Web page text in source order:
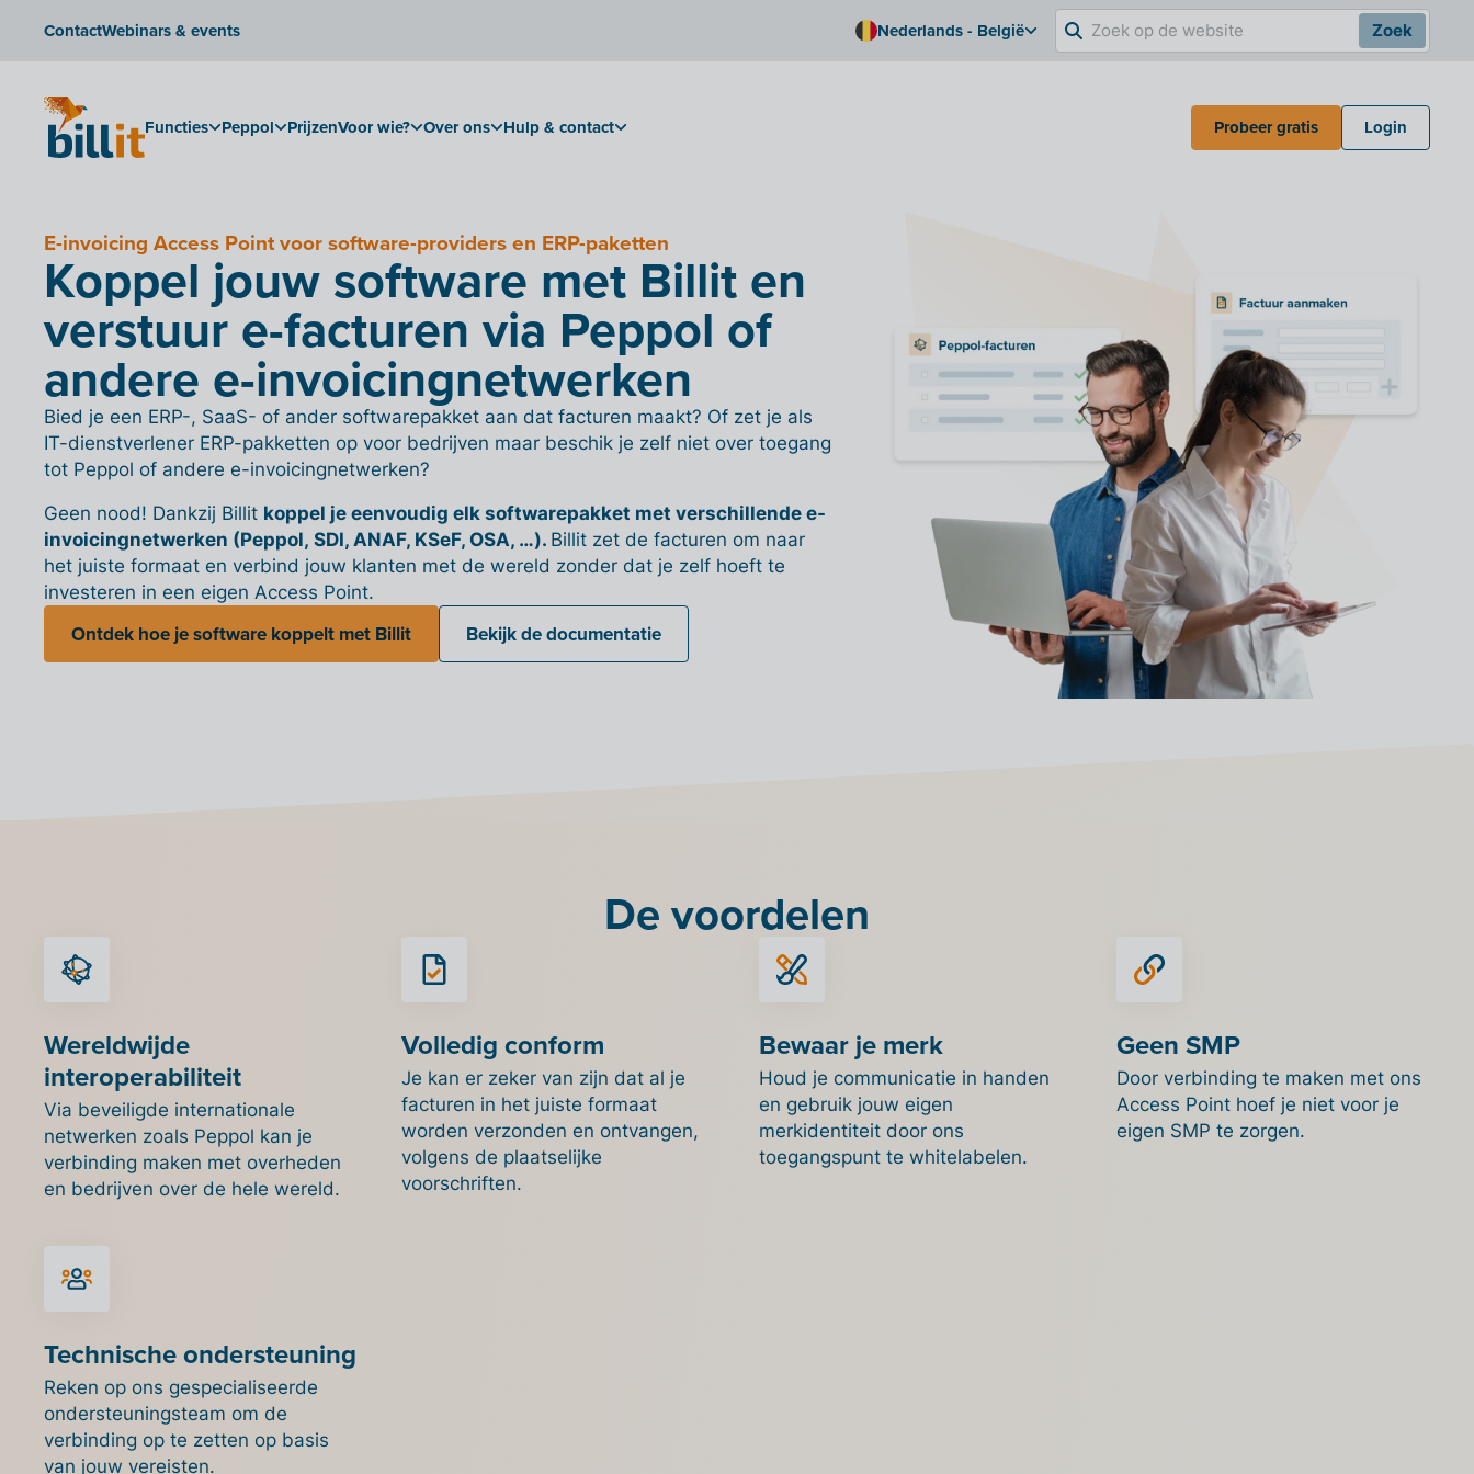
ContactWebinars & events Nederlands - België Zoek
Functies Peppol PrijzenVoor wie? Over ons Hulp & contact Probeer gratis Login
E-invoicing Access Point voor software-providers en ERP-paketten
Koppel jouw software met Billit en
verstuur e-facturen via Peppol of
andere e-invoicingnetwerken
Bied je een ERP-, SaaS- of ander softwarepakket aan dat facturen maakt? Of zet je als
IT-dienstverlener ERP-pakketten op voor bedrijven maar beschik je zelf niet over toegang
tot Peppol of andere e-invoicingnetwerken?
Geen nood! Dankzij Billit koppel je eenvoudig elk softwarepakket met verschillende e-
invoicingnetwerken (Peppol, SDI, ANAF, KSeF, OSA, …). Billit zet de facturen om naar
het juiste formaat en verbind jouw klanten met de wereld zonder dat je zelf hoeft te
investeren in een eigen Access Point.
Ontdek hoe je software koppelt met Billit Bekijk de documentatie
De voordelen
Wereldwijde
interoperabiliteit
Via beveiligde internationale
netwerken zoals Peppol kan je
verbinding maken met overheden
en bedrijven over de hele wereld.
Volledig conform
Je kan er zeker van zijn dat al je
facturen in het juiste formaat
worden verzonden en ontvangen,
volgens de plaatselijke
voorschriften.
Bewaar je merk
Houd je communicatie in handen
en gebruik jouw eigen
merkidentiteit door ons
toegangspunt te whitelabelen.
Geen SMP
Door verbinding te maken met ons
Access Point hoef je niet voor je
eigen SMP te zorgen.
Technische ondersteuning
Reken op ons gespecialiseerde
ondersteuningsteam om de
verbinding op te zetten op basis
van jouw vereisten.